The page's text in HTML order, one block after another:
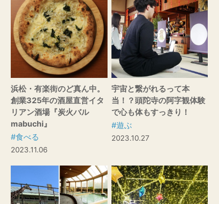
浜松・有楽街のど真ん中。
創業325年の酒屋直営イタ
リアン酒場『炭火バル
mabuchi』
#食べる
2023.11.06
宇宙と繋がれるって本
当！？頭陀寺の阿字観体験
で心も体もすっきり！
#遊ぶ
2023.10.27